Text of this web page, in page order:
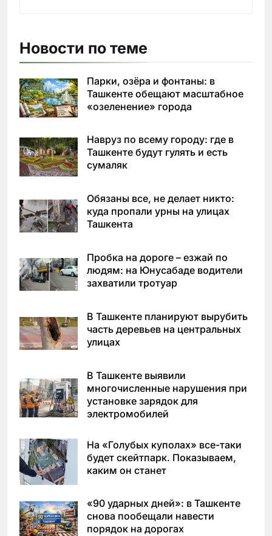
Новости по теме
Парки, озёра и фонтаны: в
Ташкенте обещают масштабное
«озеленение» города
Навруз по всему городу: где в
Ташкенте будут гулять и есть
сумаляк
Обязаны все, не делает никто:
куда пропали урны на улицах
Ташкента
Пробка на дороге – езжай по
людям: на Юнусабаде водители
захватили тротуар
В Ташкенте планируют вырубить
часть деревьев на центральных
улицах
В Ташкенте выявили
многочисленные нарушения при
установке зарядок для
электромобилей
На «Голубых куполах» все-таки
будет скейтпарк. Показываем,
каким он станет
«90 ударных дней»: в Ташкенте
снова пообещали навести
порядок на дорогах